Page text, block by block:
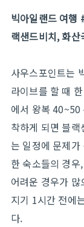
빅아일랜드 여행
랙샌드비치, 화
사우스포인트는
라이브를 할 때
에서 왕복 40~50
착하게 되면 블
는 일정에 문제가
한 숙소들의 경
어려운 경우가
지기 1시간 전에
다.